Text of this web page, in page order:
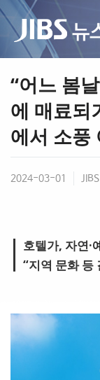
“어느 봄
에 매료되
에서 소풍
2024-03-01
호텔가, 자연·
“지역 문화 등